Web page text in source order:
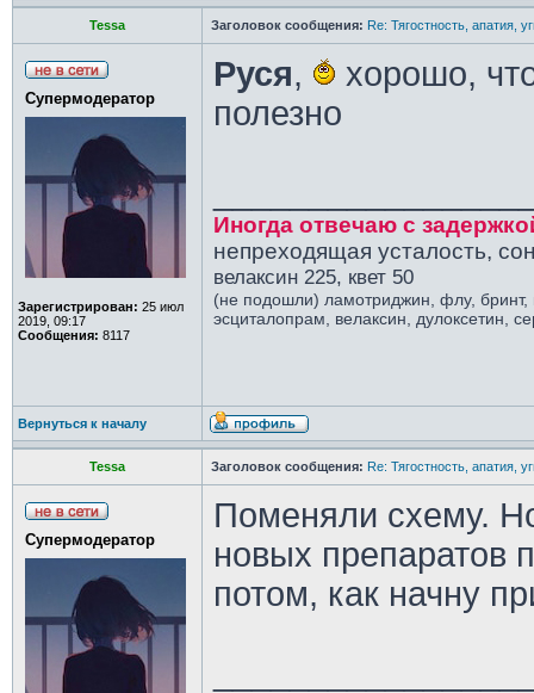
Tessa Заголовок сообщения: Re: Тягостность, апатия,
Супермодератор
Зарегистрирован: 25 июл
2019, 09:17
Сообщения: 8117
Руся,
хорошо,
полезно
Иногда отвечаю с
непреходящая усталость,
велаксин 225, квет 50
(не подошли) ламотриджин, флу,
эсциталопрам, велаксин, дулоксетин,
Вернуться к началу
Tessa Заголовок сообщения: Re: Тягостность, апатия,
Супермодератор
Поменяли схему.
новых препаратов
потом, как начну